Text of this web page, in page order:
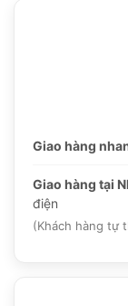
Giao hàng
Giao hàng tại
điện
(Khách hàng tự